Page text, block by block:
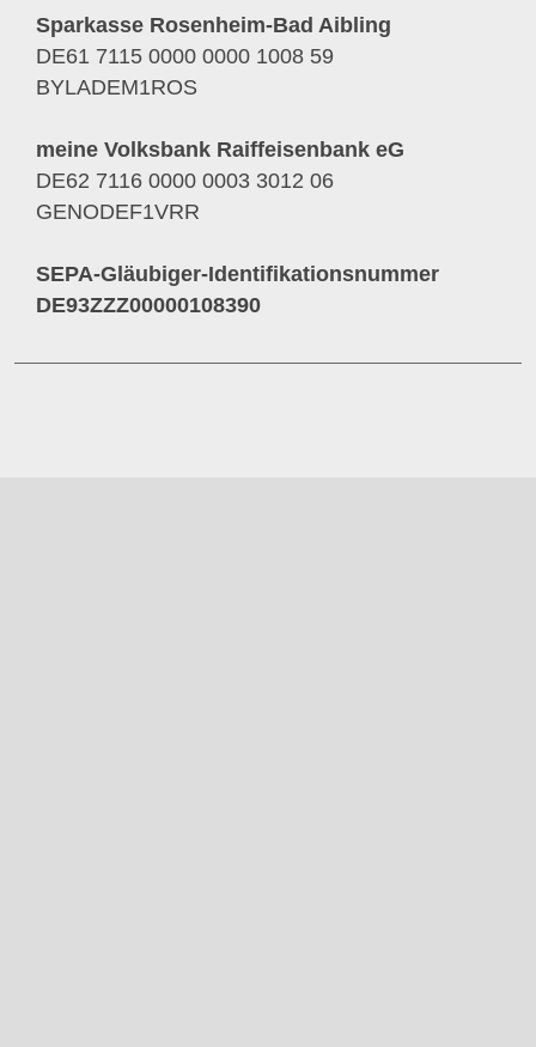
Sparkasse Rosenheim-Bad Aibling
DE61 7115 0000 0000 1008 59
BYLADEM1ROS
meine Volksbank Raiffeisenbank eG
DE62 7116 0000 0003 3012 06
GENODEF1VRR
SEPA-Gläubiger-Identifikationsnummer
DE93ZZZ00000108390